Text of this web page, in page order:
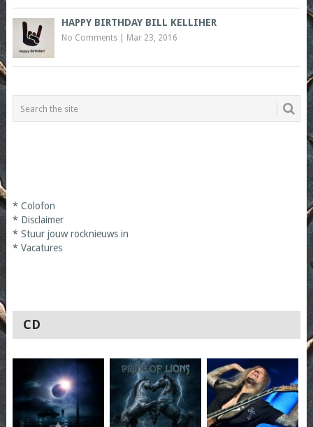
HAPPY BIRTHDAY BILL KELLIHER
No Comments| Mar 23, 2016
* Colofon
* Disclaimer
* Stuur jouw rocknieuws in
* Vacatures
CD